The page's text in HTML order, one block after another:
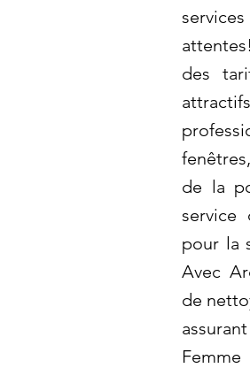
des
de la
service
pour la
Avec
de